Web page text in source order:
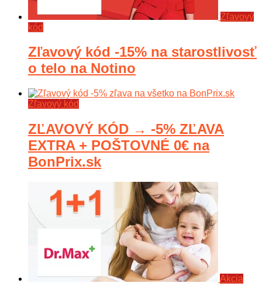
Zľavový
kód
Zľavový kód -15% na starostlivosť
o telo na Notino
Zľavový kód
ZĽAVOVÝ KÓD → -5% ZĽAVA
EXTRA + POŠTOVNÉ 0€ na
BonPrix.sk
Akcia